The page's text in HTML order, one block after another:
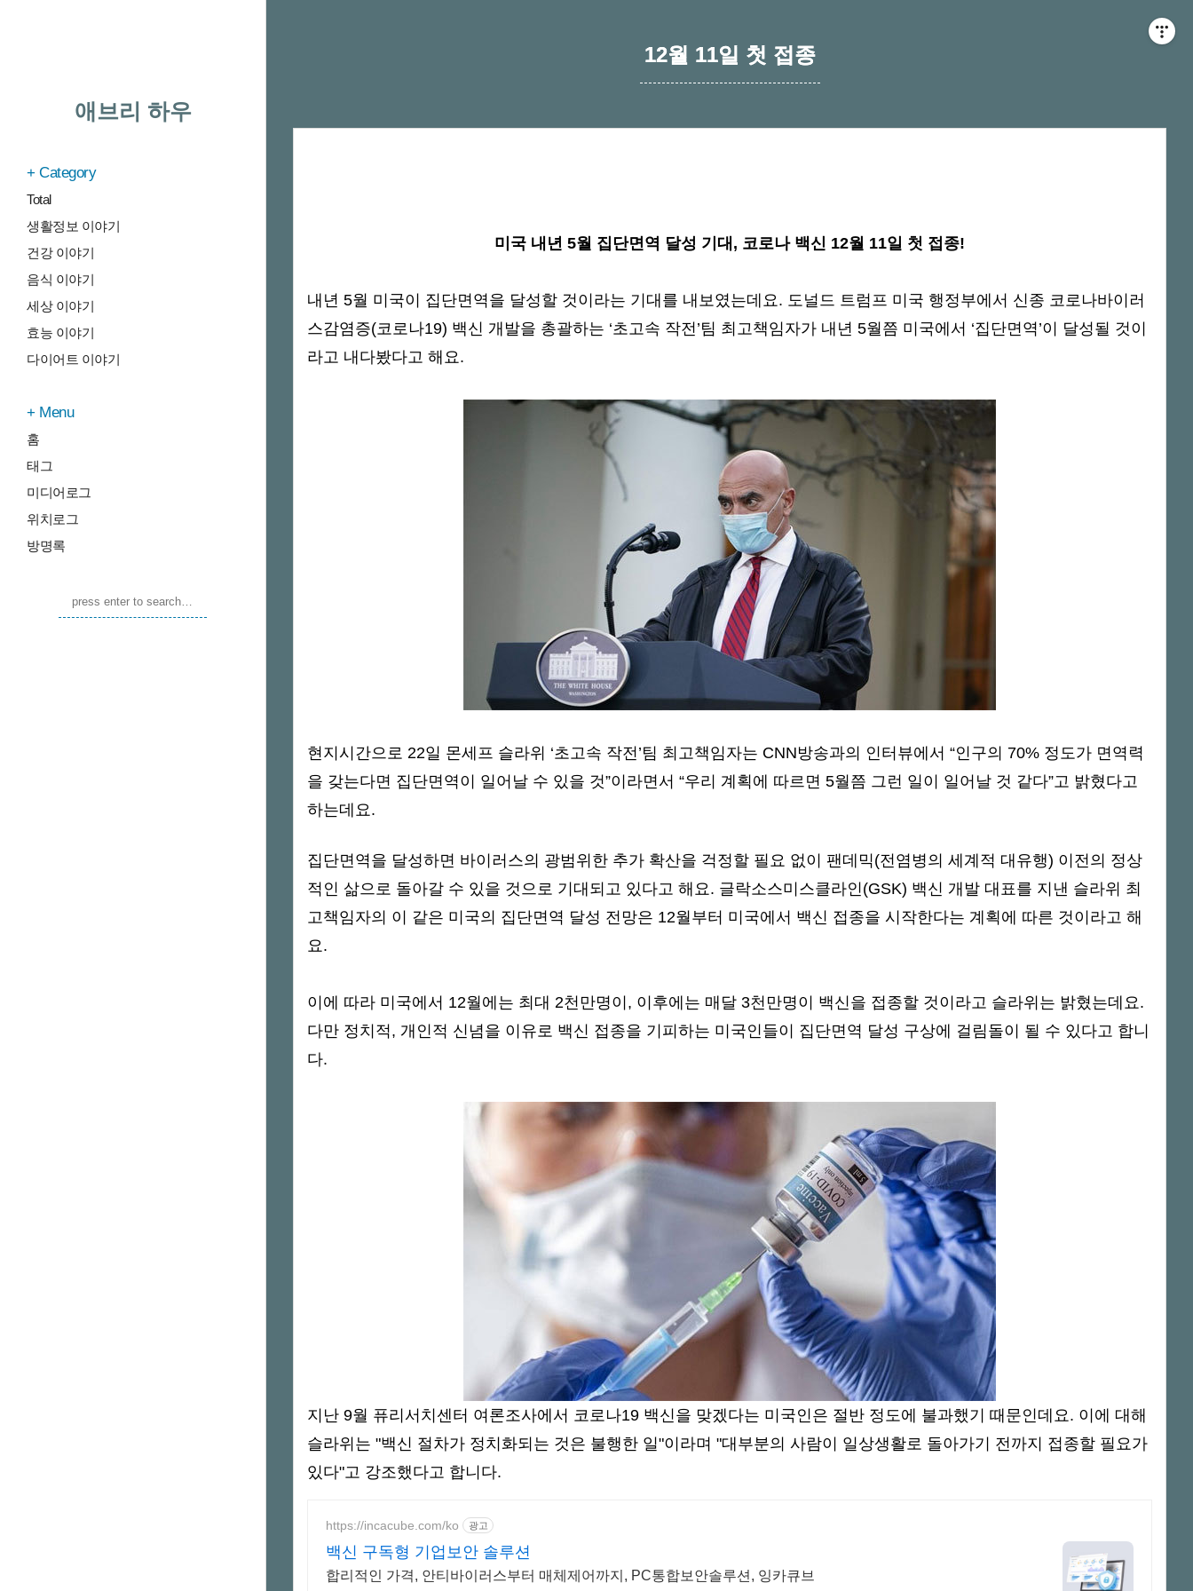
애브리 하우
Category
Total
생활정보 이야기
건강 이야기
음식 이야기
세상 이야기
효능 이야기
다이어트 이야기
Menu
홈
태그
미디어로그
위치로그
방명록
12월 11일 첫 접종
미국 내년 5월 집단면역 달성 기대, 코로나 백신 12월 11일 첫 접종!
내년 5월 미국이 집단면역을 달성할 것이라는 기대를 내보였는데요. 도널드 트럼프 미국 행정부에서 신종 코로나바이러
스감염증(코로나19) 백신 개발을 총괄하는 ‘초고속 작전’팀 최고책임자가 내년 5월쯤 미국에서 ‘집단면역’이 달성될 것이
라고 내다봤다고 해요.
현지시간으로 22일 몬세프 슬라위 ‘초고속 작전’팀 최고책임자는 CNN방송과의 인터뷰에서 “인구의 70% 정도가 면역력
을 갖는다면 집단면역이 일어날 수 있을 것”이라면서 “우리 계획에 따르면 5월쯤 그런 일이 일어날 것 같다”고 밝혔다고
하는데요.
집단면역을 달성하면 바이러스의 광범위한 추가 확산을 걱정할 필요 없이 팬데믹(전염병의 세계적 대유행) 이전의 정상
적인 삶으로 돌아갈 수 있을 것으로 기대되고 있다고 해요. 글락소스미스클라인(GSK) 백신 개발 대표를 지낸 슬라위 최
고책임자의 이 같은 미국의 집단면역 달성 전망은 12월부터 미국에서 백신 접종을 시작한다는 계획에 따른 것이라고 해
요.
이에 따라 미국에서 12월에는 최대 2천만명이, 이후에는 매달 3천만명이 백신을 접종할 것이라고 슬라위는 밝혔는데요.
다만 정치적, 개인적 신념을 이유로 백신 접종을 기피하는 미국인들이 집단면역 달성 구상에 걸림돌이 될 수 있다고 합니
다.
지난 9월 퓨리서치센터 여론조사에서 코로나19 백신을 맞겠다는 미국인은 절반 정도에 불과했기 때문인데요. 이에 대해
슬라위는 "백신 절차가 정치화되는 것은 불행한 일"이라며 "대부분의 사람이 일상생활로 돌아가기 전까지 접종할 필요가
있다"고 강조했다고 합니다.
https://incacube.com/ko 광고
백신 구독형 기업보안 솔루션
합리적인 가격, 안티바이러스부터 매체제어까지, PC통합보안솔루션, 잉카큐브